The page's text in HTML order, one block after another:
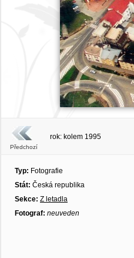
Předchozí
rok: kolem 1995
Typ: Fotografie
Stát: Česká republika
Sekce: Z letadla
Fotograf: neuveden